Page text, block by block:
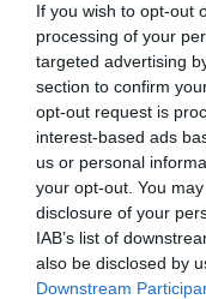
If you wish to opt-out
processing of your
targeted advertising
section to confirm
opt-out request is
interest-based ads
us or personal
your opt-out. You
disclosure of your
IAB’s list of
also be disclosed by
Downstream